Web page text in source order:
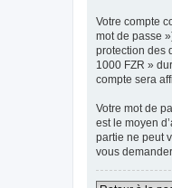
Votre compte
mot de passe
protection des
1000 FZR »
compte sera
Votre mot de
est le moyen
partie ne peut
vous